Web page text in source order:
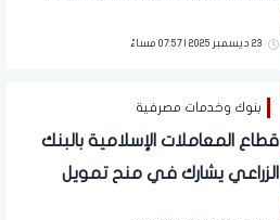
23 ديسمبر 2025 | 07:57 مساءً
بنوك وخدمات مصرفية
قطاع المعاملات الإسلامية بالبنك
الزراعي يشارك في منح تمويل